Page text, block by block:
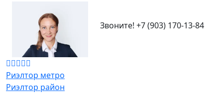
Звоните! +7 (903) 170-13-84
Риэлтор метро
Риэлтор район